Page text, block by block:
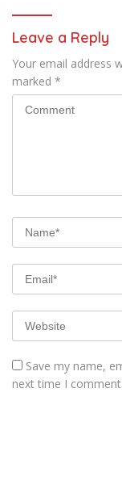
Leave a Reply
Your email address
marked *
Save my name,
next time I comment.